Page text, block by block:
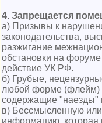
4. Запрещается
а) Призывы к
законодательства,
разжигание
обстановки на форуме
действие УК РФ.
б) Грубые,
любой форме (флейм)
содержащие "наезды"
в) Бессмысленную
информацию, которая